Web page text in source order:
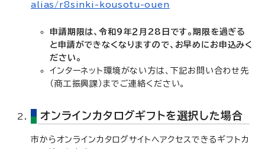
alias/r8sinki-kousotu-ouen
申請期限は、令和９年２月28日です。期限を過ぎる
と申請ができなくなりますので、お早めにお申込みく
ださい。
インターネット環境がない方は、下記お問い合わせ先
（商工振興課）までご連絡ください。
オンラインカタログギフトを選択した場合
市からオンラインカタログサイトへアクセスできるギフトカ